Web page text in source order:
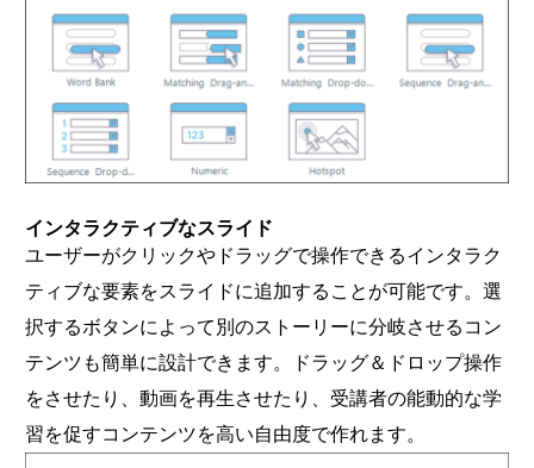
インタラクティブなスライド
ユーザーがクリックやドラッグで操作できるインタラク
ティブな要素をスライドに追加することが可能です。選
択するボタンによって別のストーリーに分岐させるコン
テンツも簡単に設計できます。ドラッグ＆ドロップ操作
をさせたり、動画を再生させたり、受講者の能動的な学
習を促すコンテンツを高い自由度で作れます。